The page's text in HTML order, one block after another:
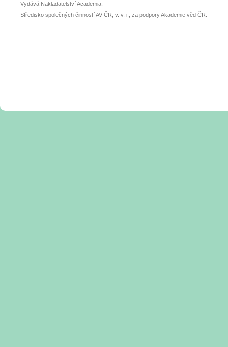
Vydává Nakladatelství Academia,
Středisko společných činností AV ČR, v. v. i., za podpory Akademie věd ČR.